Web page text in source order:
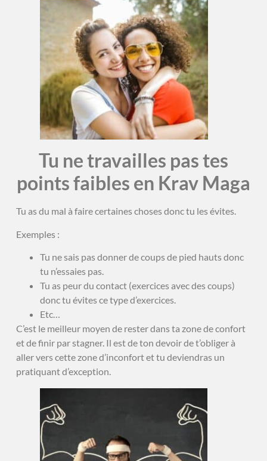
Tu ne travailles pas tes
points faibles en Krav Maga
Tu as du mal à faire certaines choses donc tu les évites.
Exemples :
Tu ne sais pas donner de coups de pied hauts donc
tu n’essaies pas.
Tu as peur du contact (exercices avec des coups)
donc tu évites ce type d’exercices.
Etc…
C’est le meilleur moyen de rester dans ta zone de confort
et de finir par stagner. Il est de ton devoir de t’obliger à
aller vers cette zone d’inconfort et tu deviendras un
pratiquant d’exception.